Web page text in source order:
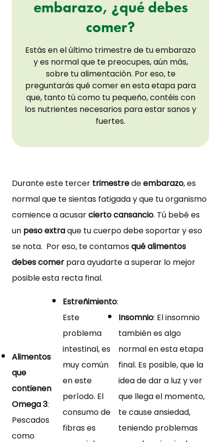
embarazo, ¿qué debes
comer?
Estás en el último trimestre de tu embarazo
y es normal que te preocupes, aún más,
sobre tu alimentación. Por eso, te
preguntarás qué comer en esta etapa para
que, tanto tú como tu pequeño, contéis con
los nutrientes necesarios para estar sanos y
fuertes.
Durante este tercer trimestredeembarazo, es
normal que te sientas fatigada y que tu organismo
comience a acusarcierto cansancio. Tú bebé es
un peso extraque tu cuerpo debe soportar y eso
se nota. Por eso, te contamosqué alimentos
debes comer para ayudarte a superar lo mejor
posible esta recta final.
Alimentos
que
contienen
Omega 3:
Pescados
como
Estreñimiento:
Este
problema
intestinal, es
muy común
en este
período. El
consumo de
fibras es
Insomnio: El insomnio
también es algo
normal en esta etapa
final. Es posible, que la
idea de dar a luz y ver
que llega el momento,
te cause ansiedad,
teniendo problemas